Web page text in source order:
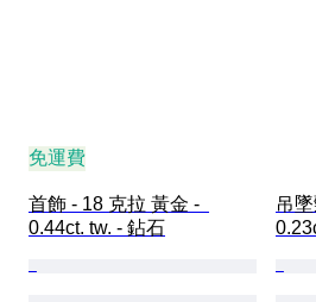
免運費
首飾 - 18 克拉 黃金 -
0.44ct. tw. - 鉆石
吊